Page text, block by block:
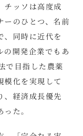
チッソは高度成
ーのひとつ、名前
、同時に近代を
の開発企業でもあ
で目指した農薬
模化を実現して
、経済成長優先
た。